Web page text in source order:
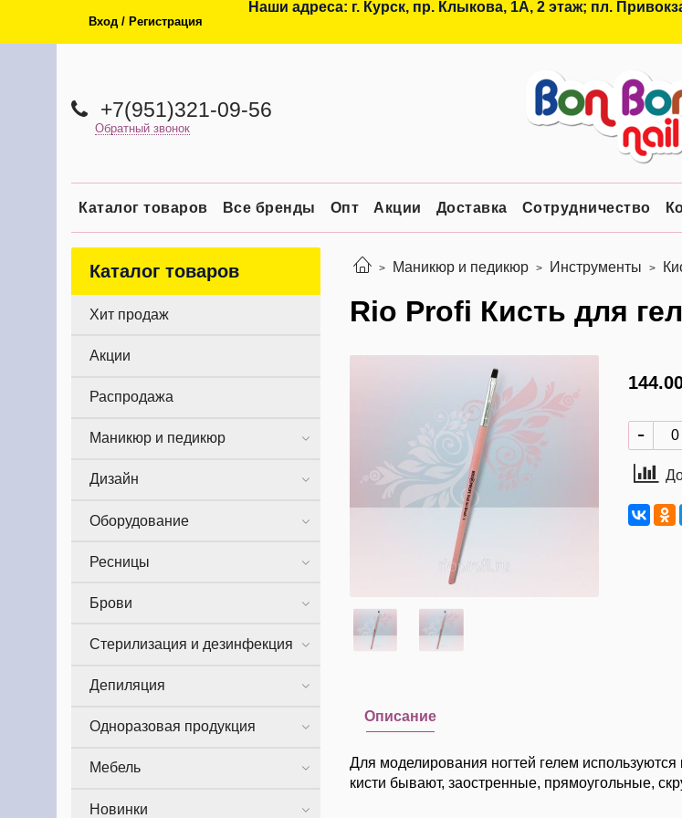
Вход / Регистрация
Наши адреса: г. Курск, пр. Клыкова, 1А, 2 этаж; пл.
+7(951)321-09-56
Обратный звонок
Каталог товаров Все бренды Опт Акции Доставка Сотрудничество
Маникюр и педикюр Инструменты
Rio Profi Кисть для
Описание
Для моделирования ногтей гелем
кисти бывают, заостренные, прямоугольные,
Каталог товаров
Хит продаж
Акции
Распродажа
Маникюр и педикюр
Дизайн
Оборудование
Ресницы
Брови
Стерилизация и дезинфекция
Депиляция
Одноразовая продукция
Мебель
Новинки